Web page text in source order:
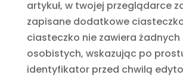
artykuł, w twojej przeglądarce
zapisane dodatkowe
ciasteczko nie zawiera
osobistych, wskazując po
identyfikator przed chwilą